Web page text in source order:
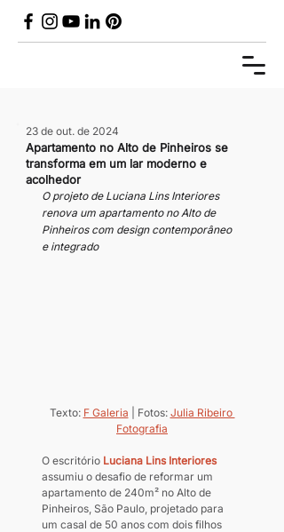
Apartamento no Alto de Pinheiros se
transforma em um lar moderno e
acolhedor
23 de out. de 2024
O projeto de Luciana Lins Interiores
renova um apartamento no Alto de
Pinheiros com design contemporâneo
e integrado
Texto: F Galeria | Fotos: Julia Ribeiro
Fotografia
O escritório Luciana Lins Interiores
assumiu o desafio de reformar um
apartamento de 240m² no Alto de
Pinheiros, São Paulo, projetado para
um casal de 50 anos com dois filhos